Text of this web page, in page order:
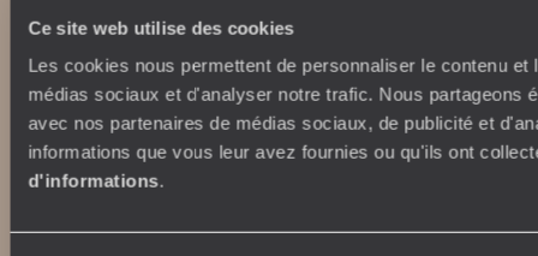
Ce site web utilise des cookies
Les cookies nous permettent de personnaliser le contenu
médias sociaux et d'analyser notre trafic. Nous partageons
avec nos partenaires de médias sociaux, de publicité et
informations que vous leur avez fournies ou qu'ils ont
d'informations.
La Villa Bahia
voyageursdumonde.fr
voyageursdumonde.ch
voyageursdumonde.ch/de
voyageursdumonde.ca
voyageursdumonde.com
extraordinaryjourneys.com